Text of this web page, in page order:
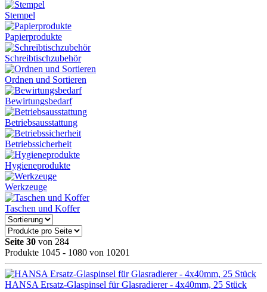
Stempel
Papierprodukte
Schreibtischzubehör
Ordnen und Sortieren
Bewirtungsbedarf
Betriebsausstattung
Betriebssicherheit
Hygieneprodukte
Werkzeuge
Taschen und Koffer
Seite 30 von 284
Produkte 1045 - 1080 von 10201
HANSA Ersatz-Glaspinsel für Glasradierer - 4x40mm, 25 Stück